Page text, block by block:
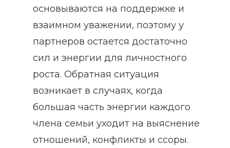
основываются на поддержке и
взаимном уважении, поэтому у
партнеров остается достаточно
сил и энергии для личностного
роста. Обратная ситуация
возникает в случаях, когда
большая часть энергии каждого
члена семьи уходит на выяснение
отношений, конфликты и ссоры.